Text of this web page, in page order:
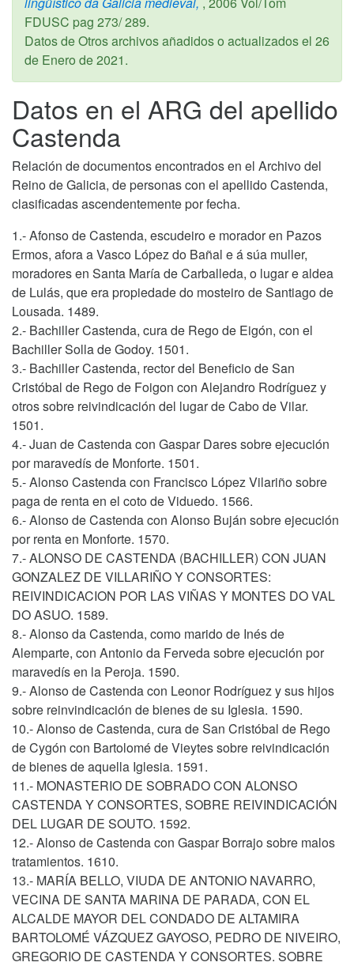
FDUSC pag 273/ 289.
Datos de Otros archivos añadidos o actualizados el 26
de Enero de 2021.
Datos en el ARG del apellido
Castenda
Relación de documentos encontrados en el Archivo del
Reino de Galicia, de personas con el apellido Castenda,
clasificadas ascendentemente por fecha.
1.- Afonso de Castenda, escudeiro e morador en Pazos
Ermos, afora a Vasco López do Bañal e á súa muller,
moradores en Santa María de Carballeda, o lugar e aldea
de Lulás, que era propiedade do mosteiro de Santiago de
Lousada. 1489.
2.- Bachiller Castenda, cura de Rego de Eigón, con el
Bachiller Solla de Godoy. 1501.
3.- Bachiller Castenda, rector del Beneficio de San
Cristóbal de Rego de Foigon con Alejandro Rodríguez y
otros sobre reivindicación del lugar de Cabo de Vilar.
1501.
4.- Juan de Castenda con Gaspar Dares sobre ejecución
por maravedís de Monforte. 1501.
5.- Alonso Castenda con Francisco López Vilariño sobre
paga de renta en el coto de Viduedo. 1566.
6.- Alonso de Castenda con Alonso Buján sobre ejecución
por renta en Monforte. 1570.
7.- ALONSO DE CASTENDA (BACHILLER) CON JUAN
GONZALEZ DE VILLARIÑO Y CONSORTES:
REIVINDICACION POR LAS VIÑAS Y MONTES DO VAL
DO ASUO. 1589.
8.- Alonso da Castenda, como marido de Inés de
Alemparte, con Antonio da Ferveda sobre ejecución por
maravedís en la Peroja. 1590.
9.- Alonso de Castenda con Leonor Rodríguez y sus hijos
sobre reinvindicación de bienes de su Iglesia. 1590.
10.- Alonso de Castenda, cura de San Cristóbal de Rego
de Cygón con Bartolomé de Vieytes sobre reivindicación
de bienes de aquella Iglesia. 1591.
11.- MONASTERIO DE SOBRADO CON ALONSO
CASTENDA Y CONSORTES, SOBRE REIVINDICACIÓN
DEL LUGAR DE SOUTO. 1592.
12.- Alonso de Castenda con Gaspar Borrajo sobre malos
tratamientos. 1610.
13.- MARÍA BELLO, VIUDA DE ANTONIO NAVARRO,
VECINA DE SANTA MARINA DE PARADA, CON EL
ALCALDE MAYOR DEL CONDADO DE ALTAMIRA
BARTOLOMÉ VÁZQUEZ GAYOSO, PEDRO DE NIVEIRO,
GREGORIO DE CASTENDA Y CONSORTES. SOBRE